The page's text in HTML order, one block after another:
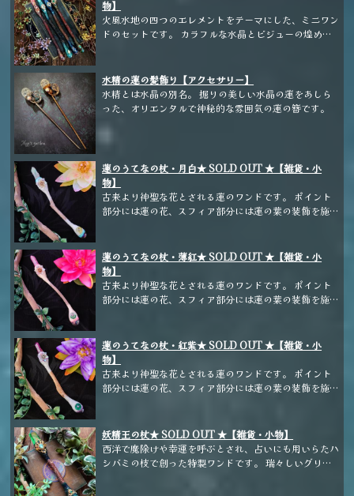
物】
火風水地の四つのエレメントをテーマにした、ミニワン
ドのセットです。 カラフルな水晶とビジューの煌めき
水精の蓮の髪飾り【アクセサリー】
水精とは水晶の別名。 掘りの美しい水晶の蓮をあしら
った、オリエンタルで神秘的な雰囲気の蓮の簪です。
蓮のうてなの杖・月白★ SOLD OUT ★【雑貨・小
物】
古来より神聖な花とされる蓮のワンドです。 ポイント
部分には蓮の花、スフィア部分には蓮の葉の装飾を施し
す。
蓮のうてなの杖・薄紅★ SOLD OUT ★【雑貨・小
物】
古来より神聖な花とされる蓮のワンドです。 ポイント
部分には蓮の花、スフィア部分には蓮の葉の装飾を施し
す。
蓮のうてなの杖・紅紫★ SOLD OUT ★【雑貨・小
物】
古来より神聖な花とされる蓮のワンドです。 ポイント
部分には蓮の花、スフィア部分には蓮の葉の装飾を施し
ます。
妖精王の杖★ SOLD OUT ★【雑貨・小物】
西洋で魔除けや幸運を呼ぶとされ、占いにも用いらたハ
シバミの枝で創った特製ワンドです。 瑞々しいグリー